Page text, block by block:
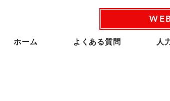
ホーム よくある質問 人